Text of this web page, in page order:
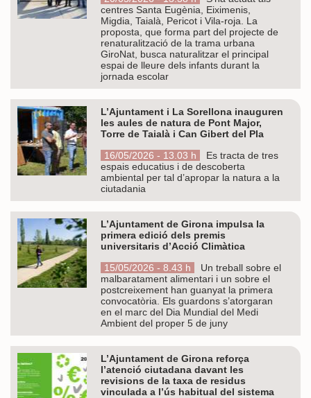
centres Santa Eugènia, Eiximenis,
Migdia, Taialà, Pericot i Vila-roja. La
proposta, que forma part del projecte de
renaturalització de la trama urbana
GiroNat, busca naturalitzar el principal
espai de lleure dels infants durant la
jornada escolar
L’Ajuntament i La Sorellona inauguren
les aules de natura de Pont Major,
Torre de Taialà i Can Gibert del Pla
16/05/2026 - 13.03 h
Es tracta de tres
espais educatius i de descoberta
ambiental per tal d’apropar la natura a la
ciutadania
L’Ajuntament de Girona impulsa la
primera edició dels premis
universitaris d’Acció Climàtica
15/05/2026 - 8.43 h
Un treball sobre el
malbaratament alimentari i un sobre el
postcreixement han guanyat la primera
convocatòria. Els guardons s’atorgaran
en el marc del Dia Mundial del Medi
Ambient del proper 5 de juny
L’Ajuntament de Girona reforça
l’atenció ciutadana davant les
revisions de la taxa de residus
vinculada a l’ús habitual del sistema